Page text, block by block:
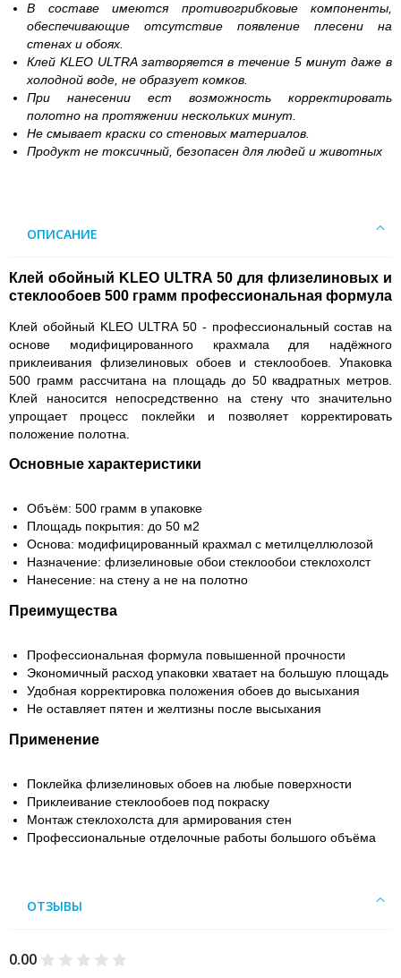
В составе имеются противогрибковые компоненты,
обеспечивающие отсутствие появление плесени на
стенах и обоях.
Клей KLEO ULTRA затворяется в течение 5 минут даже в
холодной воде, не образует комков.
При нанесении ест возможность корректировать
полотно на протяжении нескольких минут.
Не смывает краски со стеновых материалов.
Продукт не токсичный, безопасен для людей и животных
ОПИСАНИЕ
Клей обойный KLEO ULTRA 50 для флизелиновых и
стеклообоев 500 грамм профессиональная формула
Клей обойный KLEO ULTRA 50 - профессиональный состав на
основе модифицированного крахмала для надёжного
приклеивания флизелиновых обоев и стеклообоев. Упаковка
500 грамм рассчитана на площадь до 50 квадратных метров.
Клей наносится непосредственно на стену что значительно
упрощает процесс поклейки и позволяет корректировать
положение полотна.
Основные характеристики
Объём: 500 грамм в упаковке
Площадь покрытия: до 50 м2
Основа: модифицированный крахмал с метилцеллюлозой
Назначение: флизелиновые обои стеклообои стеклохолст
Нанесение: на стену а не на полотно
Преимущества
Профессиональная формула повышенной прочности
Экономичный расход упаковки хватает на большую площадь
Удобная корректировка положения обоев до высыхания
Не оставляет пятен и желтизны после высыхания
Применение
Поклейка флизелиновых обоев на любые поверхности
Приклеивание стеклообоев под покраску
Монтаж стеклохолста для армирования стен
Профессиональные отделочные работы большого объёма
ОТЗЫВЫ
0.00